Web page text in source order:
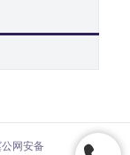
公网安备